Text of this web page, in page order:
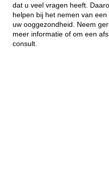
dat u veel vragen heeft.
helpen bij het nemen van
uw ooggezondheid. Neem
meer informatie of om een
consult.